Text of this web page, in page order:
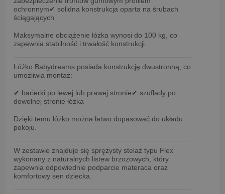
ochronnym✔ solidna konstrukcja oparta na śrubach
ściągających
Maksymalne obciążenie łóżka wynosi do 100 kg , co
zapewnia stabilność i trwałość konstrukcji.
Łóżko Babydreams posiada konstrukcję dwustronną , co
umożliwia montaż:
✔ barierki po lewej lub prawej stronie✔ szuflady po
dowolnej stronie łóżka
Dzięki temu łóżko można łatwo dopasować do układu
pokoju.
W zestawie znajduje się sprężysty stelaż typu Flex
wykonany z naturalnych listew brzozowych , który
zapewnia odpowiednie podparcie materaca oraz
komfortowy sen dziecka.